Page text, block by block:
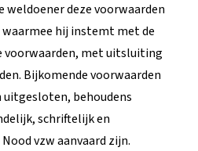
weldoener deze voorwaarden
hij instemt met de
voorwaarden, met uitsluiting
Bijkomende voorwaarden
uitgesloten, behoudens
schriftelijk en
vzw aanvaard zijn.